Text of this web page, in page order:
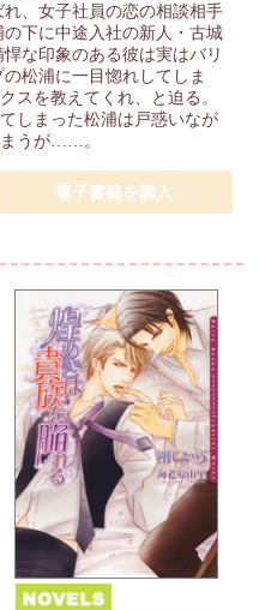
、女子社員の恋の相談相手
下に中途入社の新人・古城
な印象のある彼は実はバリ
松浦に一目惚れしてしま
スを教えてくれ、と迫る。
しまった松浦は戸惑いなが
まうが……。
電子書籍を購入